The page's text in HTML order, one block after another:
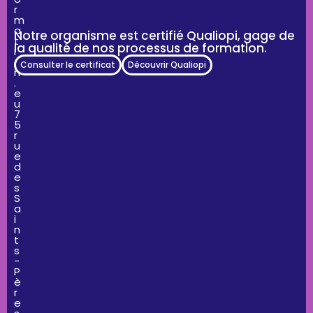
r
m
a
t
i
o
n
.
e
u
7
5
r
u
e
d
e
s
S
a
i
n
t
s
-
P
è
r
e
Notre organisme est certifié Qualiopi, gage de
la qualité de nos processus de formation.
Consulter le certificat Découvrir Qualiopi